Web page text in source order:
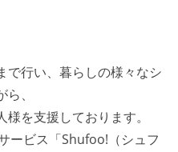
で行い、暮らしの様々なシ
、
を支援しております。
ービス「Shufoo!（シュフ